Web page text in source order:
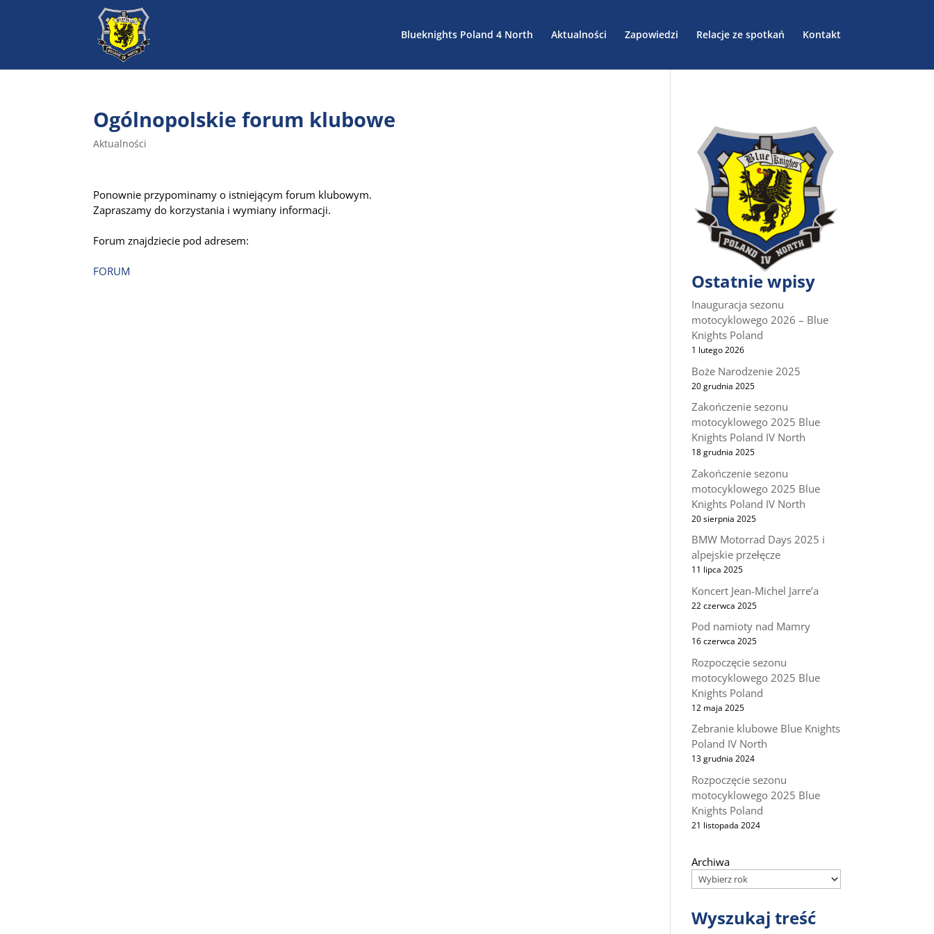
Blueknights Poland 4 North Aktualności Zapowiedzi Relacje ze spotkań Kontakt
Ogólnopolskie forum klubowe
Aktualności
Ponownie przypominamy o istniejącym forum klubowym.
Zapraszamy do korzystania i wymiany informacji.
Forum znajdziecie pod adresem:
FORUM Ostatnie wpisy
Inauguracja sezonu
motocyklowego 2026 – Blue
Knights Poland
1 lutego 2026
Boże Narodzenie 2025
20 grudnia 2025
Zakończenie sezonu
motocyklowego 2025 Blue
Knights Poland IV North
18 grudnia 2025
Zakończenie sezonu
motocyklowego 2025 Blue
Knights Poland IV North
20 sierpnia 2025
BMW Motorrad Days 2025 i
alpejskie przełęcze
11 lipca 2025
Koncert Jean-Michel Jarre’a
22 czerwca 2025
Pod namioty nad Mamry
16 czerwca 2025
Rozpoczęcie sezonu
motocyklowego 2025 Blue
Knights Poland
12 maja 2025
Zebranie klubowe Blue Knights
Poland IV North
13 grudnia 2024
Rozpoczęcie sezonu
motocyklowego 2025 Blue
Knights Poland
21 listopada 2024
Archiwa
Wyszukaj treść